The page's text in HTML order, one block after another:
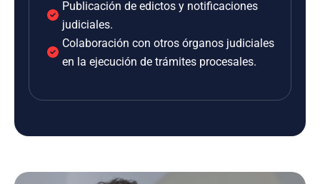
Publicación de edictos y notificaciones
judiciales.
Colaboración con otros órganos judiciales
en la ejecución de trámites procesales.